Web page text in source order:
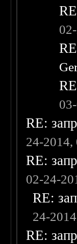
RE:
24-
RE:
02-24-
RE:
24-
RE: